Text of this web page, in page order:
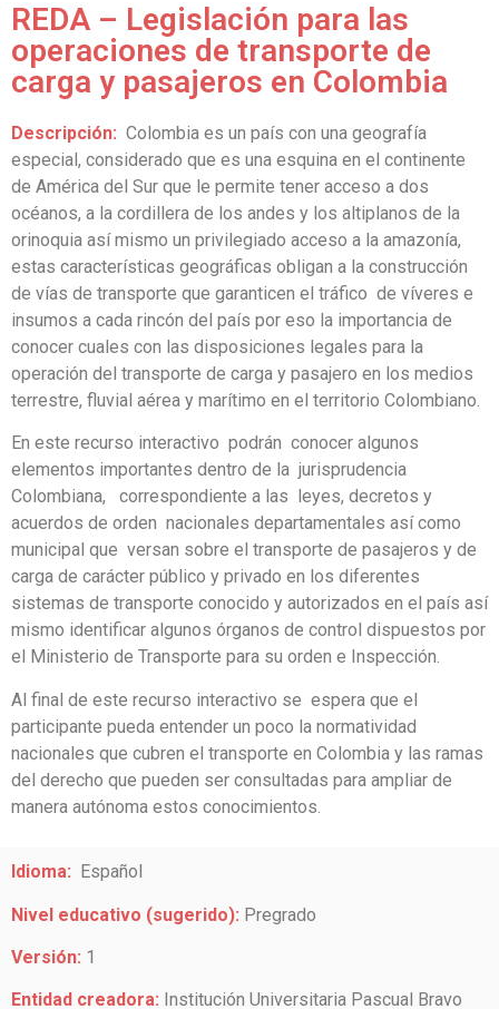
REDA – Legislación para las
operaciones de transporte de
carga y pasajeros en Colombia
Descripción: Colombia es un país con una geografía
especial, considerado que es una esquina en el continente
de América del Sur que le permite tener acceso a dos
océanos, a la cordillera de los andes y los altiplanos de la
orinoquia así mismo un privilegiado acceso a la amazonía,
estas características geográficas obligan a la construcción
de vías de transporte que garanticen el tráfico de víveres e
insumos a cada rincón del país por eso la importancia de
conocer cuales con las disposiciones legales para la
operación del transporte de carga y pasajero en los medios
terrestre, fluvial aérea y marítimo en el territorio Colombiano.
En este recurso interactivo podrán conocer algunos
elementos importantes dentro de la jurisprudencia
Colombiana, correspondiente a las
leyes, decretos y
acuerdos de orden nacionales departamentales así como
municipal que versan sobre el transporte de pasajeros y de
carga de carácter público y privado en los diferentes
sistemas de transporte conocido y autorizados en el país así
mismo identificar algunos órganos de control dispuestos por
el Ministerio de Transporte para su orden e Inspección.
Al final de este recurso interactivo se espera que el
participante pueda entender un poco la normatividad
nacionales que cubren el transporte en Colombia y las ramas
del derecho que pueden ser consultadas para ampliar de
manera autónoma estos conocimientos.
Idioma: Español
Nivel educativo (sugerido): Pregrado
Versión: 1
Entidad creadora: Institución Universitaria Pascual Bravo